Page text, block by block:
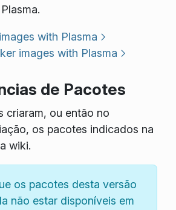
with Plasma
images with Plasma
de Pacotes
criaram, ou então no
os pacotes indicados na
wiki.
os pacotes desta versão
não estar disponíveis em